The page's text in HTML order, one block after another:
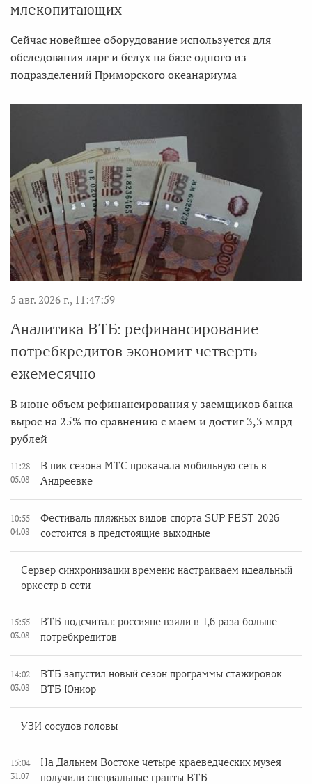
млекопитающих
Сейчас новейшее оборудование используется для
обследования ларг и белух на базе одного из
подразделений Приморского океанариума
5 авг. 2026 г., 11:47:59
Аналитика ВТБ: рефинансирование
потребкредитов экономит четверть
ежемесячно
В июне объем рефинансирования у заемщиков банка
вырос на 25% по сравнению с маем и достиг 3,3 млрд
рублей
11:28
05.08
В пик сезона МТС прокачала мобильную сеть в
Андреевке
10:55
04.08
Фестиваль пляжных видов спорта SUP FEST 2026
состоится в предстоящие выходные
Сервер синхронизации времени: настраиваем идеальный
оркестр в сети
15:55
03.08
ВТБ подсчитал: россияне взяли в 1,6 раза больше
потребкредитов
14:02
03.08
ВТБ запустил новый сезон программы стажировок
ВТБ Юниор
УЗИ сосудов головы
15:04
31.07
На Дальнем Востоке четыре краеведческих музея
получили специальные гранты ВТБ